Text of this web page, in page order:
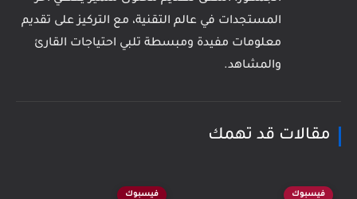
المستجدات في عالم التقنية، مع التركيز على تقديم
معلومات مفيدة ومبسطة تلبي احتياجات القارئ
والمشاهد.
مقالات قد تهمك
فيسبوك فيسبوك